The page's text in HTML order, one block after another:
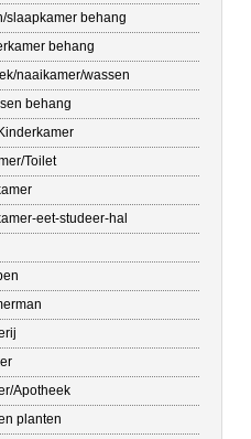
slaapkamer behang
behang
naaikamer/wassen
behang
Toilet
eet-studeer-hal
Apotheek
planten